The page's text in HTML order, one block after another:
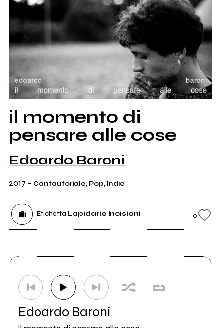
il momento di
pensare alle cose
Edoardo Baroni
2017 - Cantautoriale, Pop, Indie
Etichetta Lapidarie Incisioni 0
Edoardo Baroni